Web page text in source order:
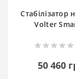
Стабілізатор
Volter
50 460